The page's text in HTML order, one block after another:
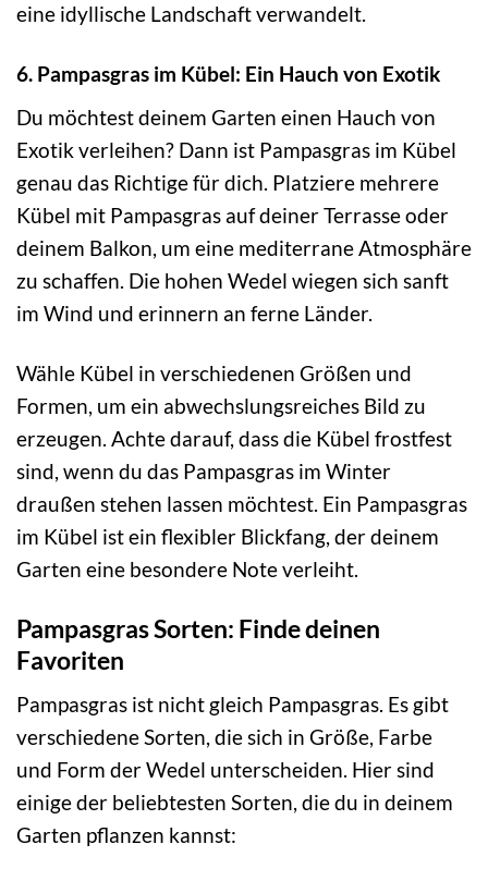
eine idyllische Landschaft verwandelt.
6. Pampasgras im Kübel: Ein Hauch von Exotik
Du möchtest deinem Garten einen Hauch von
Exotik verleihen? Dann ist Pampasgras im Kübel
genau das Richtige für dich. Platziere mehrere
Kübel mit Pampasgras auf deiner Terrasse oder
deinem Balkon, um eine mediterrane Atmosphäre
zu schaffen. Die hohen Wedel wiegen sich sanft
im Wind und erinnern an ferne Länder.
Wähle Kübel in verschiedenen Größen und
Formen, um ein abwechslungsreiches Bild zu
erzeugen. Achte darauf, dass die Kübel frostfest
sind, wenn du das Pampasgras im Winter
draußen stehen lassen möchtest. Ein Pampasgras
im Kübel ist ein flexibler Blickfang, der deinem
Garten eine besondere Note verleiht.
Pampasgras Sorten: Finde deinen
Favoriten
Pampasgras ist nicht gleich Pampasgras. Es gibt
verschiedene Sorten, die sich in Größe, Farbe
und Form der Wedel unterscheiden. Hier sind
einige der beliebtesten Sorten, die du in deinem
Garten pflanzen kannst: